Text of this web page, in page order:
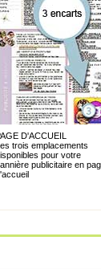
D'ACCUEIL
trois emplacements
pour votre
publicitaire en